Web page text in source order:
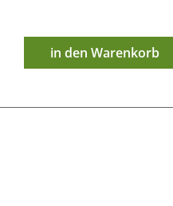
in den Warenkorb